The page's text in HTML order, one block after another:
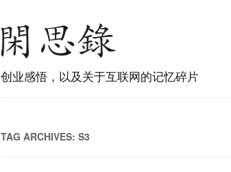
创业感悟，以及关于互联网的记忆碎片
TAG ARCHIVES: S3